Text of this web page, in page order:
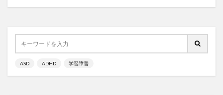
ASD ADHD 学習障害